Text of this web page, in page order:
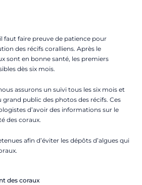
faut faire preuve de patience pour
des récifs coralliens. Après le
sont en bonne santé, les premiers
dès six mois.
assurons un suivi tous les six mois et
public des photos des récifs. Ces
d’avoir des informations sur le
des coraux.
afin d’éviter les dépôts d’algues qui
des coraux